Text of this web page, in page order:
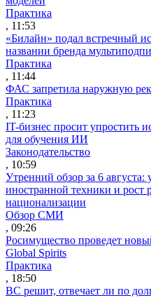
Практика
, 11:53
«Билайн» подал встречный
названии бренда
Практика
, 11:44
ФАС запретила наружную
Практика
, 11:23
IT-бизнес просит упростить
для обучения ИИ
Законодательство
, 10:59
Утренний обзор за 6 августа:
иностранной техники и рост
национализации
Обзор СМИ
, 09:26
Росимущество проведет
Global Spirits
Практика
, 18:50
ВС решит, отвечает ли по